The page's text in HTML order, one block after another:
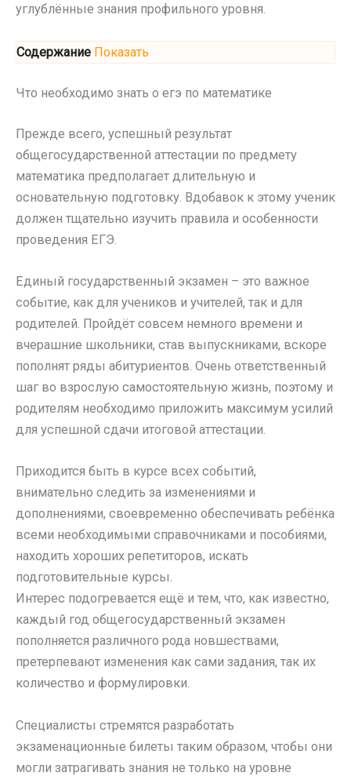
углублённые знания профильного уровня.
Содержание Показать
Что необходимо знать о егэ по математике
Прежде всего, успешный результат
общегосударственной аттестации по предмету
математика предполагает длительную и
основательную подготовку. Вдобавок к этому ученик
должен тщательно изучить правила и особенности
проведения ЕГЭ.
Единый государственный экзамен – это важное
событие, как для учеников и учителей, так и для
родителей. Пройдёт совсем немного времени и
вчерашние школьники, став выпускниками, вскоре
пополнят ряды абитуриентов. Очень ответственный
шаг во взрослую самостоятельную жизнь, поэтому и
родителям необходимо приложить максимум усилий
для успешной сдачи итоговой аттестации.
Приходится быть в курсе всех событий,
внимательно следить за изменениями и
дополнениями, своевременно обеспечивать ребёнка
всеми необходимыми справочниками и пособиями,
находить хороших репетиторов, искать
подготовительные курсы.
Интерес подогревается ещё и тем, что, как известно,
каждый год общегосударственный экзамен
пополняется различного рода новшествами,
претерпевают изменения как сами задания, так их
количество и формулировки.
Специалисты стремятся разработать
экзаменационные билеты таким образом, чтобы они
могли затрагивать знания не только на уровне